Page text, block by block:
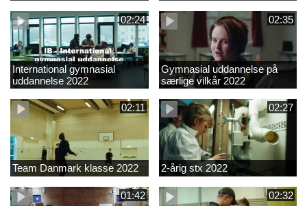
02:24
International gymnasial
uddannelse 2022
02:35
Gymnasial uddannelse på
særlige vilkår 2022
02:11
Team Danmark klasse 2022
02:27
2-årig stx 2022
01:42 02:32